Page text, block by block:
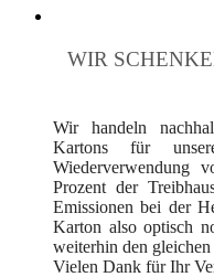
WIR
Wir handeln
Kartons für
Wiederverwendung
Prozent der
Emissionen bei der
Karton also optisch
weiterhin den
Vielen Dank für Ihr